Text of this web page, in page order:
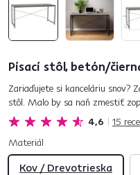
Písací stôl, betón/
4,6 15
Zariaďujete si kanceláriu snov?
stôl. Malo by sa naň zmestiť
klávesnica, myš, tlačiareň,
Materiál
Kov / Drevotrieska